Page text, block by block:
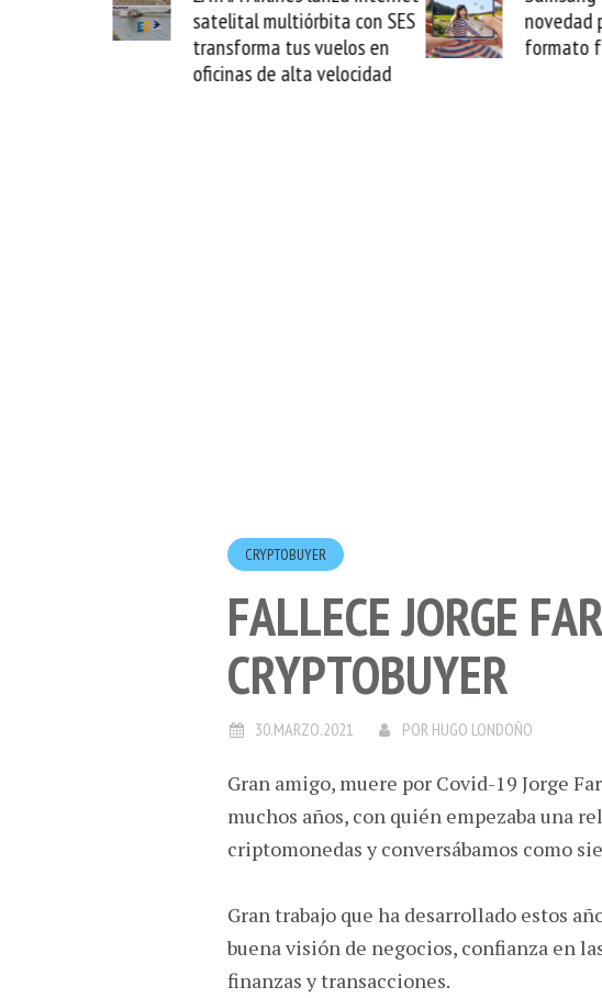
satelital multiórbita con SES
transforma tus vuelos en
oficinas de alta velocidad
novedad
formato
CRYPTOBUYER
FALLECE JORGE
CRYPTOBUYER
30.MARZO.2021 POR HUGO LONDOÑO
Gran amigo, muere por Covid-19 Jorge
muchos años, con quién empezaba una
criptomonedas y conversábamos como
Gran trabajo que ha desarrollado estos
buena visión de negocios, confianza en
finanzas y transacciones.